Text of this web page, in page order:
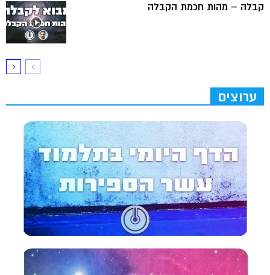
קבלה – מהות חכמת הקבלה
ערוצים